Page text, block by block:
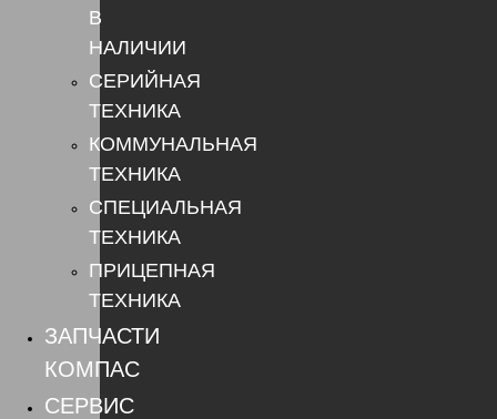
В
НАЛИЧИИ
СЕРИЙНАЯ
ТЕХНИКА
КОММУНАЛЬНАЯ
ТЕХНИКА
СПЕЦИАЛЬНАЯ
ТЕХНИКА
ПРИЦЕПНАЯ
ТЕХНИКА
ЗАПЧАСТИ
КОМПАС
СЕРВИС